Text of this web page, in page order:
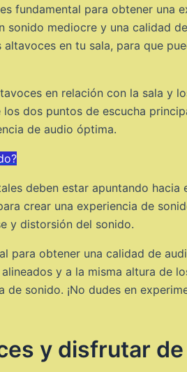
fundamental para obtener una
mediocre y una calidad
en tu sala, para que
en relación con la sala y
dos puntos de escucha
de audio óptima.
deben estar apuntando
crear una experiencia de
y distorsión del sonido.
para obtener una calidad de
y a la misma altura de
sonido. ¡No dudes en
y disfrutar